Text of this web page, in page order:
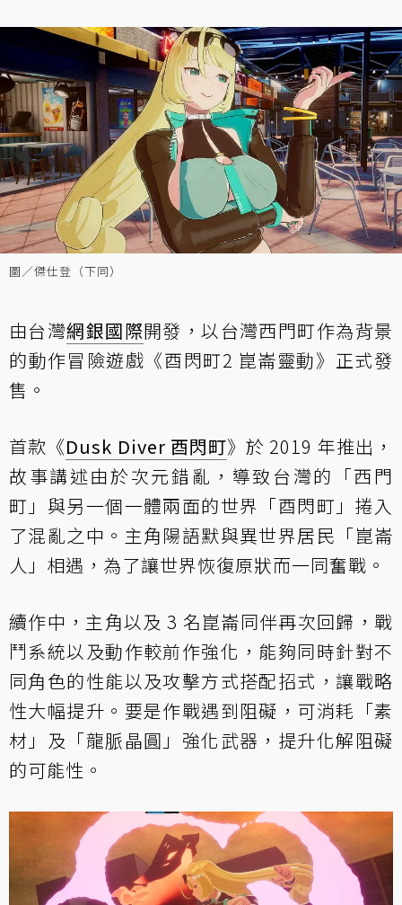
圖／傑仕登（下同）
由台灣網銀國際開發，以台灣西門町作為背景
的動作冒險遊戲《酉閃町2 崑崙靈動》正式發
售。
首款《Dusk Diver 酉閃町》於 2019 年推出，
故事講述由於次元錯亂，導致台灣的「西門
町」與另一個一體兩面的世界「酉閃町」捲入
了混亂之中。主角陽語默與異世界居民「崑崙
人」相遇，為了讓世界恢復原狀而一同奮戰。
續作中，主角以及 3 名崑崙同伴再次回歸，戰
鬥系統以及動作較前作強化，能夠同時針對不
同角色的性能以及攻擊方式搭配招式，讓戰略
性大幅提升。要是作戰遇到阻礙，可消耗「素
材」及「龍脈晶圓」強化武器，提升化解阻礙
的可能性。